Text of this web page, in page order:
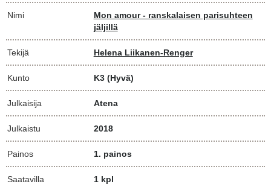
Nimi
Mon amour - ranskalaisen parisuhteen
jäljillä
Tekijä Helena Liikanen-Renger
Kunto K3 (Hyvä)
Julkaisija Atena
Julkaistu 2018
Painos 1. painos
Saatavilla 1 kpl